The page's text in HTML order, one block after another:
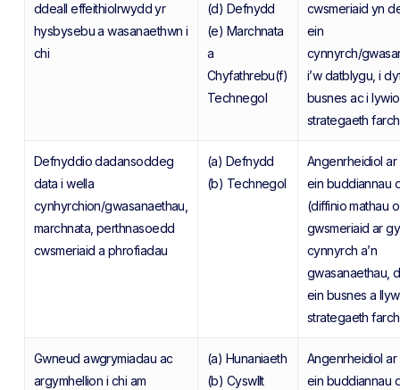
ddeall effeithiolrwydd yr
hysbysebu a wasanaethwn i
chi
(d) Defnydd
(e) Marchnata
a
Chyfathrebu(f)
Technegol
cwsmeriaid yn
ein
cynnyrch/
i’w datblygu, i
busnes ac i
strategaeth
Defnyddio dadansoddeg
data i wella
cynhyrchion/gwasanaethau,
marchnata, perthnasoedd
cwsmeriaid a phrofiadau
(a) Defnydd
(b) Technegol
Angenrheidiol
ein buddiannau
(diffinio mathau o
gwsmeriaid ar
cynnyrch a’n
gwasanaethau,
ein busnes a
strategaeth
Gwneud awgrymiadau ac
argymhellion i chi am
(a) Hunaniaeth
(b) Cyswllt
Angenrheidiol
ein buddiannau